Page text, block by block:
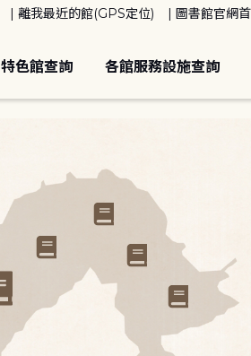
離我最近的館(GPS定位) 圖書館官網
特色館查詢 各館服務設施查詢